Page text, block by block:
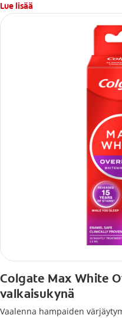
Lue lisää
Colgate Max White
valkaisukynä
Vaalenna hampaiden